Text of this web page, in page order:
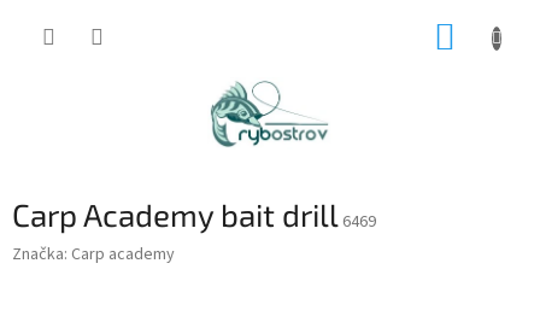
Carp Academy bait drill 6469
Značka: Carp academy